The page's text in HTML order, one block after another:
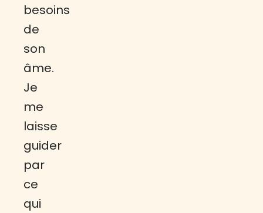
besoins
de
son
âme.
Je
me
laisse
guider
par
ce
qui